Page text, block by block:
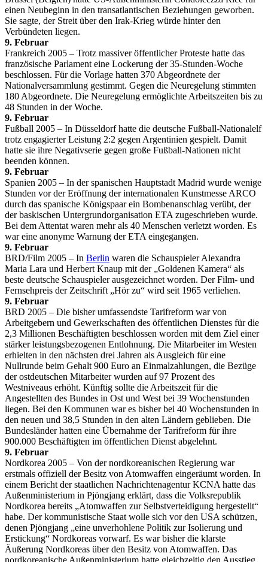
einen Neubeginn in den transatlantischen Beziehungen geworben.
Sie sagte, der Streit über den Irak-Krieg würde hinter den
Verbündeten liegen.
9. Februar
Frankreich 2005 – Trotz massiver öffentlicher Proteste hatte das
französische Parlament eine Lockerung der 35-Stunden-Woche
beschlossen. Für die Vorlage hatten 370 Abgeordnete der
Nationalversammlung gestimmt. Gegen die Neuregelung stimmten
180 Abgeordnete. Die Neuregelung ermöglichte Arbeitszeiten bis zu
48 Stunden in der Woche.
9. Februar
Fußball 2005 – In Düsseldorf hatte die deutsche Fußball-Nationalelf
trotz engagierter Leistung 2:2 gegen Argentinien gespielt. Damit
hatte sie ihre Negativserie gegen große Fußball-Nationen nicht
beenden können.
9. Februar
Spanien 2005 – In der spanischen Hauptstadt Madrid wurde wenige
Stunden vor der Eröffnung der internationalen Kunstmesse ARCO
durch das spanische Königspaar ein Bombenanschlag verübt, der
der baskischen Untergrundorganisation ETA zugeschrieben wurde.
Bei dem Attentat waren mehr als 40 Menschen verletzt worden. Es
war eine anonyme Warnung der ETA eingegangen.
9. Februar
BRD/Film 2005 – In Berlin waren die Schauspieler Alexandra
Maria Lara und Herbert Knaup mit der „Goldenen Kamera“ als
beste deutsche Schauspieler ausgezeichnet worden. Der Film- und
Fernsehpreis der Zeitschrift „Hör zu“ wird seit 1965 verliehen.
9. Februar
BRD 2005 – Die bisher umfassendste Tarifreform war von
Arbeitgebern und Gewerkschaften des öffentlichen Dienstes für die
2,3 Millionen Beschäftigten beschlossen worden mit dem Ziel einer
stärker leistungsbezogenen Entlohnung. Die Mitarbeiter im Westen
erhielten in den nächsten drei Jahren als Ausgleich für eine
Nullrunde beim Gehalt 900 Euro an Einmalzahlungen, die Bezüge
der ostdeutschen Mitarbeiter wurden auf 97 Prozent des
Westniveaus erhöht. Künftig sollte die Arbeitszeit für die
Angestellten des Bundes in Ost und West bei 39 Wochenstunden
liegen. Bei den Kommunen war es bisher bei 40 Wochenstunden in
den neuen und 38,5 Stunden in den alten Ländern geblieben. Die
Bundesländer hatten eine Übernahme der Tarifreform für ihre
900.000 Beschäftigten im öffentlichen Dienst abgelehnt.
9. Februar
Nordkorea 2005 – Von der nordkoreanischen Regierung war
erstmals offiziell der Besitz von Atomwaffen eingeräumt worden. In
einem Bericht der staatlichen Nachrichtenagentur KCNA hatte das
Außenministerium in Pjöngjang erklärt, dass die Volksrepublik
Nordkorea bereits „Atomwaffen zur Selbstverteidigung hergestellt“
habe. Der kommunistische Staat wolle sich vor den USA schützen,
denen Pjöngjang „eine unverhohlene Politik zur Isolierung und
Erstickung“ Nordkoreas vorwarf. Es war bisher die klarste
Äußerung Nordkoreas über den Besitz von Atomwaffen. Das
nordkoreanische Außenministerium hatte gleichzeitig den Ausstieg